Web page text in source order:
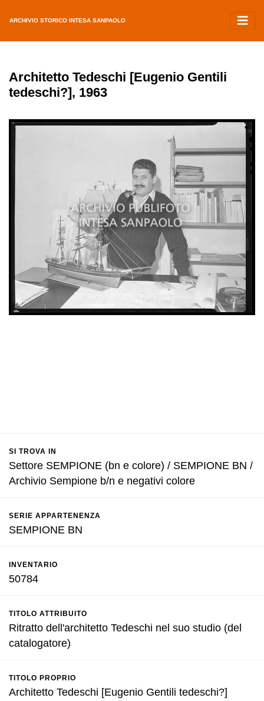
ARCHIVIO STORICO INTESA SANPAOLO
Architetto Tedeschi [Eugenio Gentili
tedeschi?], 1963
SI TROVA IN
Settore SEMPIONE (bn e colore) / SEMPIONE BN /
Archivio Sempione b/n e negativi colore
SERIE APPARTENENZA
SEMPIONE BN
INVENTARIO
50784
TITOLO ATTRIBUITO
Ritratto dell'architetto Tedeschi nel suo studio (del
catalogatore)
TITOLO PROPRIO
Architetto Tedeschi [Eugenio Gentili tedeschi?]